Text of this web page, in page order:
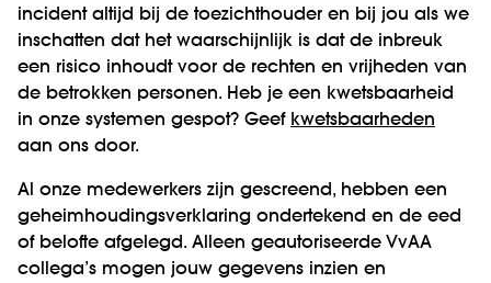
incident altijd bij de toezichthouder en bij jou als we
inschatten dat het waarschijnlijk is dat de inbreuk
een risico inhoudt voor de rechten en vrijheden van
de betrokken personen. Heb je een kwetsbaarheid
in onze systemen gespot? Geef kwetsbaarheden
aan ons door.
Al onze medewerkers zijn gescreend, hebben een
geheimhoudingsverklaring ondertekend en de eed
of belofte afgelegd. Alleen geautoriseerde VvAA
collega’s mogen jouw gegevens inzien en